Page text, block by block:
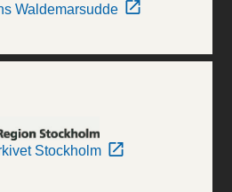
Waldemarsudde
Stockholm